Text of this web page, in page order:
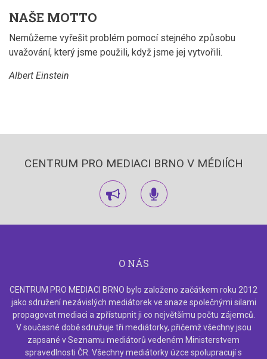
NAŠE MOTTO
Nemůžeme vyřešit problém pomocí stejného způsobu
uvažování, který jsme použili, když jsme jej vytvořili.
Albert Einstein
CENTRUM PRO MEDIACI BRNO V MÉDIÍCH
rozhlasrozhlas
O NÁS
CENTRUM PRO MEDIACI BRNO bylo založeno začátkem roku 2012
jako sdružení nezávislých mediátorek ve snaze společnými silami
propagovat mediaci a zpřístupnit ji co největšímu počtu zájemců.
V současné době sdružuje tři mediátorky, přičemž všechny jsou
zapsané v Seznamu mediátorů vedeném Ministerstvem
spravedlnosti ČR. Všechny mediátorky úzce spolupracují s